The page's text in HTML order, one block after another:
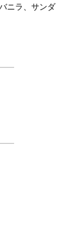
ニラ、サンダ